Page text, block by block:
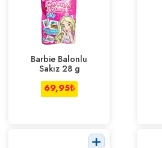
Barbie Balonlu
Sakız 28 g
69,95₺